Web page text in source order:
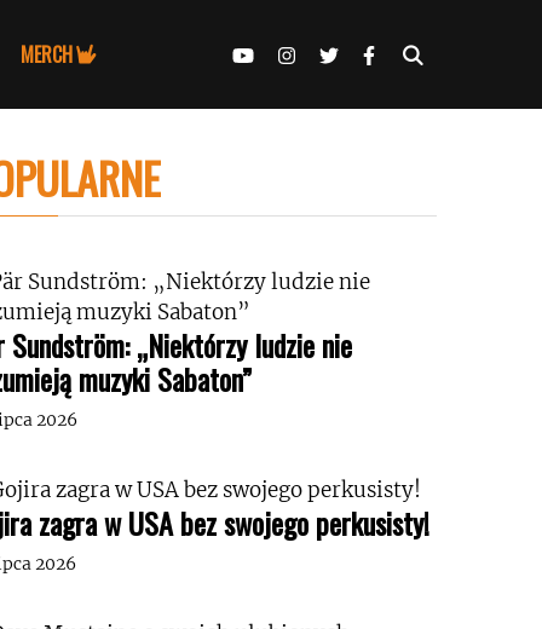
MERCH
Sundström: „Niektórzy ludzie nie
muzyki Sabaton”
2026
zagra w USA bez swojego perkusisty!
2026